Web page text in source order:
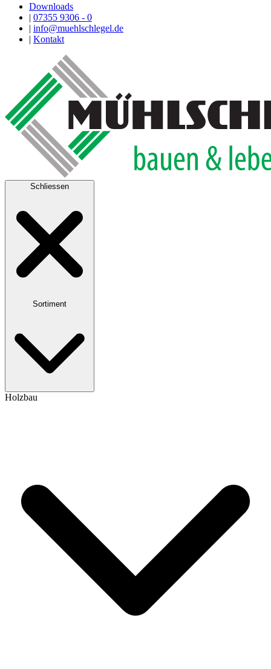
Downloads
| 07355 9306 - 0
| info@muehlschlegel.de
| Kontakt
Schliessen
Sortiment
Holzbau